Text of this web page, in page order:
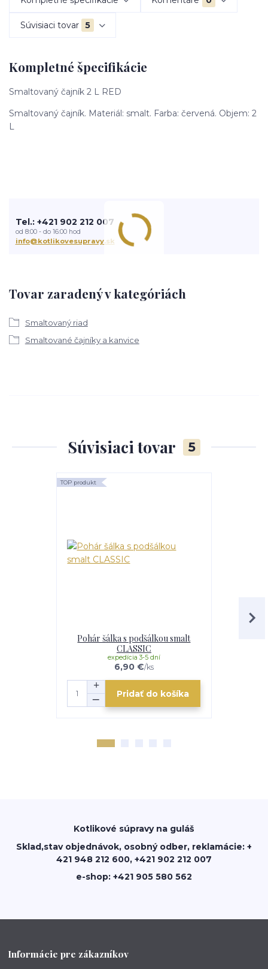
Súvisiaci tovar 5
Kompletné špecifikácie
Smaltovaný čajník 2 L RED
Smaltovaný čajník. Materiál: smalt. Farba: červená. Objem: 2
L
Tovar zaradený v kategóriách
Smaltovaný riad
Smaltované čajníky a kanvice
Tel.: +421 902 212 007
od 8:00 - do 16:00 hod
info@kotlikovesupravy.sk
Súvisiaci tovar 5
TOP produkt
Pohár šálka s podšálkou smalt
CLASSIC
6,90 €/ks
expedícia 3-5 dní
Pridať do košíka
Kotlikové súpravy na guláš
Sklad,stav objednávok, osobný odber, reklamácie: +
421 948 212 600, +421 902 212 007
e-shop: +421 905 580 562
Informácie pre zákazníkov